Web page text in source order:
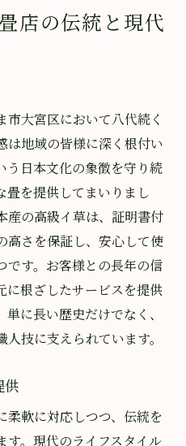
店の伝統と現代
大宮区において八代続く
は地域の皆様に深く根付い
う日本文化の象徴を守り続
畳を提供してまいりまし
産の高級イ草は、証明書付
高さを保証し、安心して使
です。お客様との長年の信
に根ざしたサービスを提供
に長い歴史だけでなく、
技に支えられています。
供
柔軟に対応しつつ、伝統を
す。現代のライフスタイル